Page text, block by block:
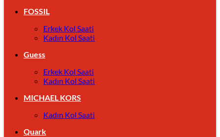
FOSSIL
Erkek Kol Saati
Kadın Kol Saati
Guess
Erkek Kol Saati
Kadın Kol Saati
MICHAEL KORS
Kadın Kol Saati
Quark